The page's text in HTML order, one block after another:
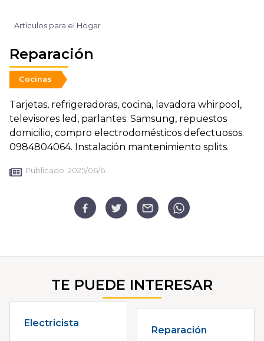
Artículos para el Hogar
Reparación
Cocinas
Tarjetas, refrigeradoras, cocina, lavadora whirpool,
televisores led, parlantes. Samsung, repuestos
domicilio, compro electrodomésticos defectuosos.
0984804064. Instalación mantenimiento splits.
Publicado: 2025/06/6
TE PUEDE INTERESAR
Electricista
Reparación